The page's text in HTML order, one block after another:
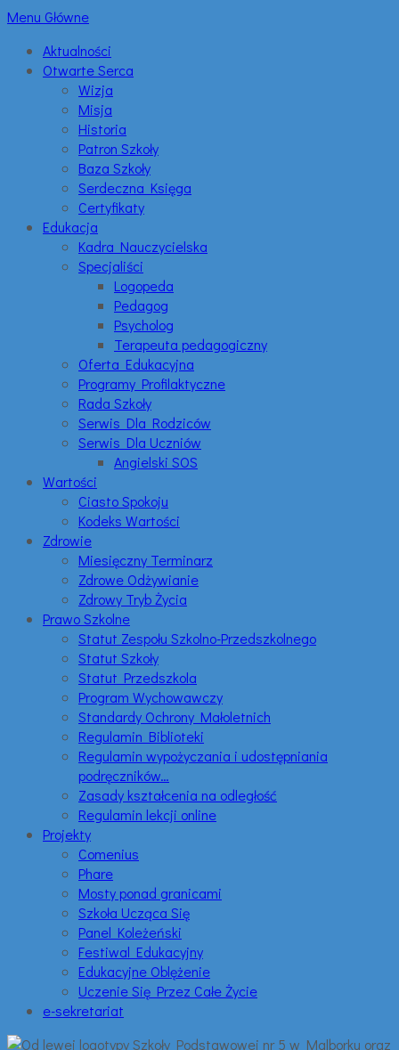
Menu Główne
Aktualności
Otwarte Serca
Wizja
Misja
Historia
Patron Szkoły
Baza Szkoły
Serdeczna Księga
Certyfikaty
Edukacja
Kadra Nauczycielska
Specjaliści
Logopeda
Pedagog
Psycholog
Terapeuta pedagogiczny
Oferta Edukacyjna
Programy Profilaktyczne
Rada Szkoły
Serwis Dla Rodziców
Serwis Dla Uczniów
Angielski SOS
Wartości
Ciasto Spokoju
Kodeks Wartości
Zdrowie
Miesięczny Terminarz
Zdrowe Odżywianie
Zdrowy Tryb Życia
Prawo Szkolne
Statut Zespołu Szkolno-Przedszkolnego
Statut Szkoły
Statut Przedszkola
Program Wychowawczy
Standardy Ochrony Małoletnich
Regulamin Biblioteki
Regulamin wypożyczania i udostępniania
podręczników…
Zasady kształcenia na odległość
Regulamin lekcji online
Projekty
Comenius
Phare
Mosty ponad granicami
Szkoła Ucząca Się
Panel Koleżeński
Festiwal Edukacyjny
Edukacyjne Oblężenie
Uczenie Się Przez Całe Życie
e-sekretariat